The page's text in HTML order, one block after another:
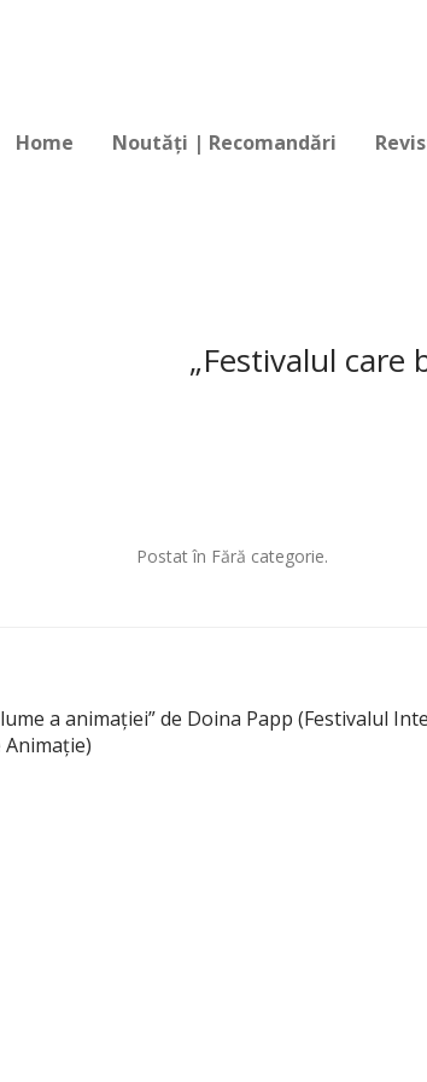
Home Noutăți | Recomandări
„Festivalul
Postat în Fără categorie.
a animaţiei” de Doina Papp (Festivalul